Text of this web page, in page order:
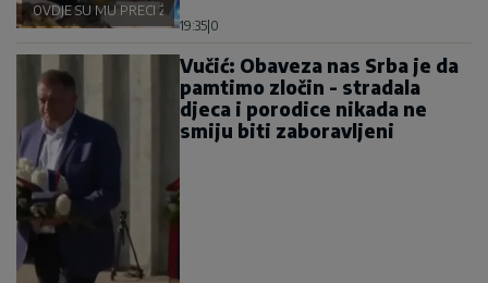
OVDJE SU MU PRECI ŽIVJELI
19:35|0
Vučić: Obaveza nas Srba je da
pamtimo zločin - stradala
djeca i porodice nikada ne
smiju biti zaboravljeni